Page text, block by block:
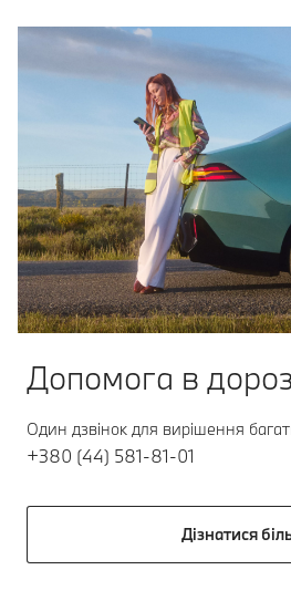
Допомога в
Один дзвінок для вирішення
+380 (44) 581-81-01
Дізнатися